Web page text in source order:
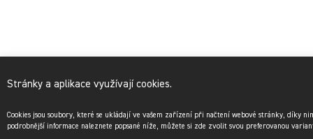
Stránky a aplikace využívají cookies.
Cookies jsou soubory, které se ukládají ve vašem zařízení při načtení webové stránky, díky
podrobnější informace naleznete popsané níže, můžete si zde zvolit svou preferovanou